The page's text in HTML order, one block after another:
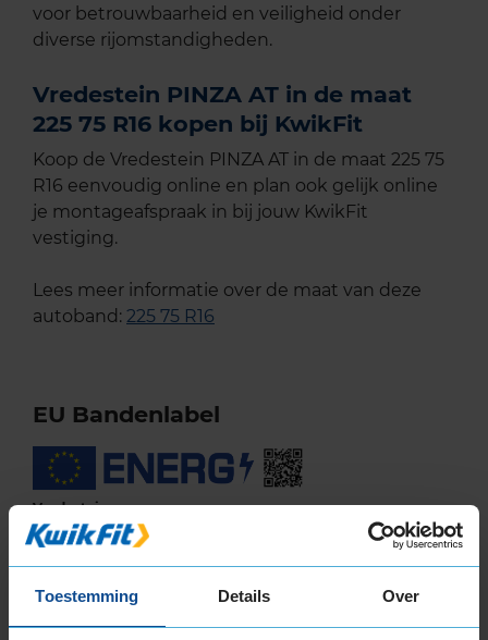
Toestemming Details Over
voor betrouwbaarheid en veiligheid onder
diverse rijomstandigheden.​
Vredestein PINZA AT in de maat
225 75 R16 kopen bij KwikFit
Koop de Vredestein PINZA AT in de maat 225 75
R16 eenvoudig online en plan ook gelijk online
je montageafspraak in bij jouw KwikFit
vestiging.
Lees meer informatie over de maat van deze
autoband: 225 75 R16
EU Bandenlabel
Vredestein
225/75R16 104 T